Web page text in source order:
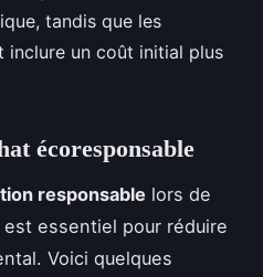
tandis que les
inclure un coût initial plus
écoresponsable
responsable lors de
essentiel pour réduire
Voici quelques